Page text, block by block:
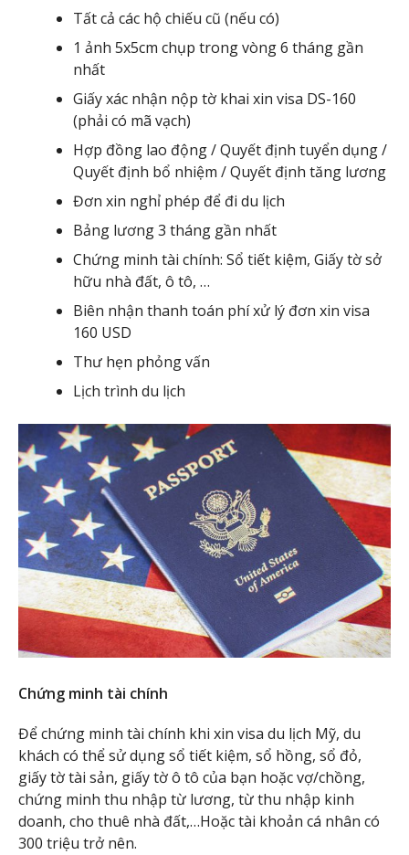
Tất cả các hộ chiếu cũ (nếu có)
1 ảnh 5x5cm chụp trong vòng 6 tháng gần
nhất
Giấy xác nhận nộp tờ khai xin visa DS-160
(phải có mã vạch)
Hợp đồng lao động / Quyết định tuyển dụng /
Quyết định bổ nhiệm / Quyết định tăng lương
Đơn xin nghỉ phép để đi du lịch
Bảng lương 3 tháng gần nhất
Chứng minh tài chính: Sổ tiết kiệm, Giấy tờ sở
hữu nhà đất, ô tô, …
Biên nhận thanh toán phí xử lý đơn xin visa
160 USD
Thư hẹn phỏng vấn
Lịch trình du lịch
Chứng minh tài chính
Để chứng minh tài chính khi xin visa du lịch Mỹ, du
khách có thể sử dụng sổ tiết kiệm, sổ hồng, sổ đỏ,
giấy tờ tài sản, giấy tờ ô tô của bạn hoặc vợ/chồng,
chứng minh thu nhập từ lương, từ thu nhập kinh
doanh, cho thuê nhà đất,…Hoặc tài khoản cá nhân có
300 triệu trở nên.